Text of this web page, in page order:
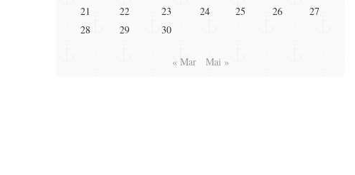
21
22 23 24 25 26
27
28
29 30
« Mar Mai »